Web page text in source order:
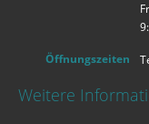
Fr
Öffnungszeiten
Weitere